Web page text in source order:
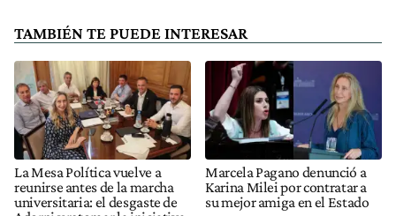
TAMBIÉN TE PUEDE INTERESAR
La Mesa Política vuelve a
reunirse antes de la marcha
universitaria: el desgaste de
Marcela Pagano denunció a
Karina Milei por contratar a
su mejor amiga en el Estado